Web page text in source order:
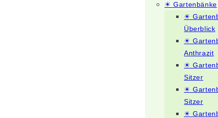
☀ Gartenbänke
☀
Überblick
☀
Anthrazit
☀
Sitzer
☀
Sitzer
☀